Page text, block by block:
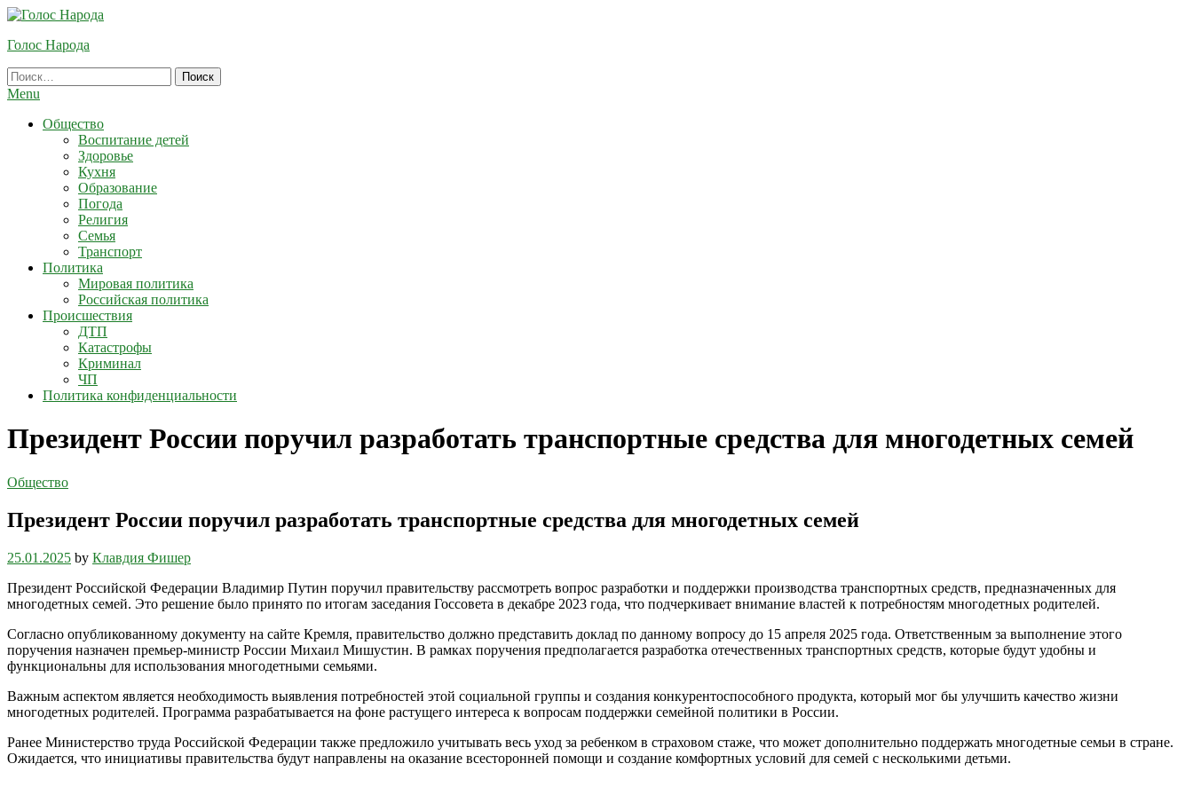
Skip
Content
Голос Народа
Найти:
Menu
Общество
Воспитание детей
Здоровье
Кухня
Образование
Погода
Религия
Семья
Транспорт
Политика
Мировая политика
Российская политика
Происшествия
ДТП
Катастрофы
Криминал
ЧП
Политика конфиденциальности
Президент России поручил разработать транспортные средства для многодетных семей
Общество
Президент России поручил разработать транспортные средства для многодетных семей
25.01.2025 by Клавдия Фишер
Президент Российской Федерации Владимир Путин поручил правительству рассмотреть вопрос разработки и поддержки производства транспортных средств, предназначенных для
многодетных семей. Это решение было принято по итогам заседания Госсовета в декабре 2023 года, что подчеркивает внимание властей к потребностям многодетных родителей.
Согласно опубликованному документу на сайте Кремля, правительство должно представить доклад по данному вопросу до 15 апреля 2025 года. Ответственным за выполнение этого
поручения назначен премьер-министр России Михаил Мишустин. В рамках поручения предполагается разработка отечественных транспортных средств, которые будут удобны и
функциональны для использования многодетными семьями.
Важным аспектом является необходимость выявления потребностей этой социальной группы и создания конкурентоспособного продукта, который мог бы улучшить качество жизни
многодетных родителей. Программа разрабатывается на фоне растущего интереса к вопросам поддержки семейной политики в России.
Ранее Министерство труда Российской Федерации также предложило учитывать весь уход за ребенком в страховом стаже, что может дополнительно поддержать многодетные семьи в стране.
Ожидается, что инициативы правительства будут направлены на оказание всесторонней помощи и создание комфортных условий для семей с несколькими детьми.